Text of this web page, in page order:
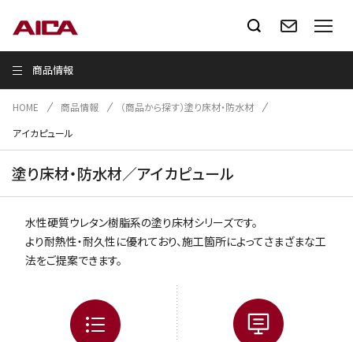
商品情報
HOME 商品情報
（商品から探す）塗り床材・防水材
アイカピュール
塗り床材・防水材／アイカピュール
水性硬質ウレタン樹脂系の塗り床材シリーズです。
より耐熱性・耐久性に優れており、施工箇所によってさまざまな工
法をご提案できます。